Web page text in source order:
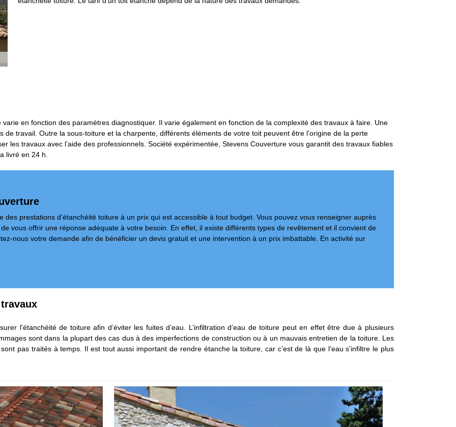
en fonction des paramètres diagnostiquer. Il varie également en fonction de la complexité des travaux à faire. Une
travail. Outre la sous-toiture et la charpente, différents éléments de votre toit peuvent être l’origine de la perte
les travaux avec l’aide des professionnels. Société expérimentée, Stevens Couverture vous garantit des travaux fiables
livré en 24 h.
des prestations d’étanchéité toiture à un prix qui est accessible à tout budget. Vous pouvez vous renseigner auprès
vous offrir une réponse adéquate à votre besoin. En effet, il existe différents types de revêtement et il convient de
nous votre demande afin de bénéficier un devis gratuit et une intervention à un prix imbattable. En activité sur
l’étanchéité de toiture afin d’éviter les fuites d’eau. L’infiltration d’eau de toiture peut en effet être due à plusieurs
sont dans la plupart des cas dus à des imperfections de construction ou à un mauvais entretien de la toiture. Les
pas traités à temps. Il est tout aussi important de rendre étanche la toiture, car c’est de là que l’eau s’infiltre le plus